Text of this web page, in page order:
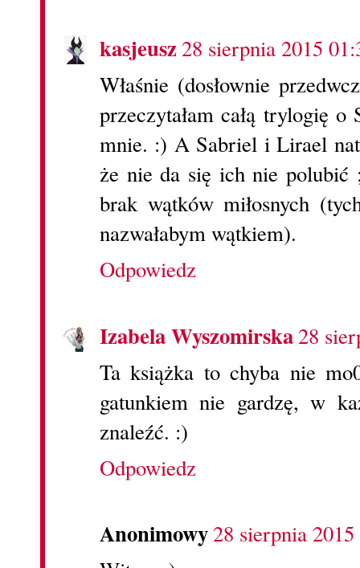
kasjeusz28 sierpnia 2015
Właśnie (dosłownie
przeczytałam całą trylogię
mnie. :) A Sabriel i Lirael
że nie da się ich nie polubić
brak wątków miłosnych
nazwałabym wątkiem).
Odpowiedz
Izabela Wyszomirska28
Ta książka to chyba nie
gatunkiem nie gardzę, w
znaleźć. :)
Odpowiedz
Anonimowy28 sierpnia